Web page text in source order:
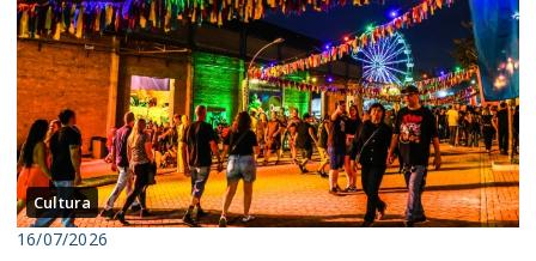
Cultura
16/07/2026